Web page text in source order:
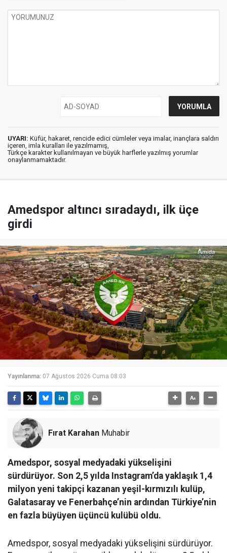
UYARI: Küfür, hakaret, rencide edici cümleler veya imalar, inançlara saldırı
içeren, imla kuralları ile yazılmamış,
Türkçe karakter kullanılmayan ve büyük harflerle yazılmış yorumlar
onaylanmamaktadır.
Amedspor altıncı sıradaydı, ilk üçe
girdi
Yayınlanma: 07 Ağustos 2026 Cuma 08:03
Fırat Karahan Muhabir
Amedspor, sosyal medyadaki yükselişini
sürdürüyor. Son 2,5 yılda Instagram’da yaklaşık 1,4
milyon yeni takipçi kazanan yeşil-kırmızılı kulüp,
Galatasaray ve Fenerbahçe’nin ardından Türkiye’nin
en fazla büyüyen üçüncü kulübü oldu.
Amedspor, sosyal medyadaki yükselişini sürdürüyor.